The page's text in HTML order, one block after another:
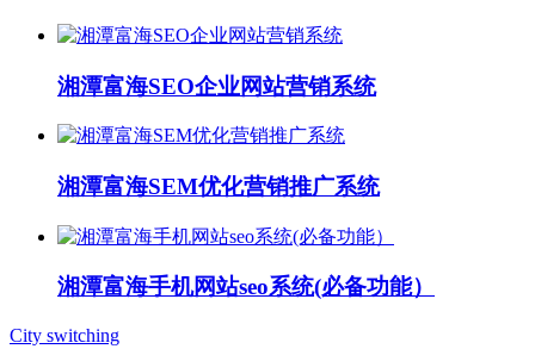
湘潭富海SEO企业网站营销系统
湘潭富海SEM优化营销推广系统
湘潭富海手机网站seo系统(必备功能）
City switching